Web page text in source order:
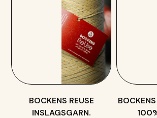
BOCKENS REUSE
INSLAGSGARN.